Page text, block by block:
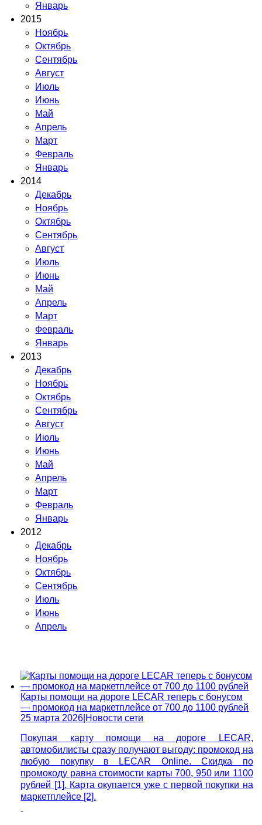
Январь
2015
Ноябрь
Октябрь
Сентябрь
Август
Июль
Июнь
Май
Апрель
Март
Февраль
Январь
2014
Декабрь
Ноябрь
Октябрь
Сентябрь
Август
Июль
Июнь
Май
Апрель
Март
Февраль
Январь
2013
Декабрь
Ноябрь
Октябрь
Сентябрь
Август
Июль
Июнь
Май
Апрель
Март
Февраль
Январь
2012
Декабрь
Ноябрь
Октябрь
Сентябрь
Июль
Июнь
Апрель
Карты помощи на дороге LECAR теперь с бонусом
— промокод на маркетплейсе от 700 до 1100 рублей
25 марта 2026 Новости сети
Покупая карту помощи на дороге LECAR,
автомобилисты сразу получают выгоду: промокод на
любую покупку в LECAR Online. Скидка по
промокоду равна стоимости карты 700, 950 или 1100
рублей [1]. Карта окупается уже с первой покупки на
маркетплейсе [2].